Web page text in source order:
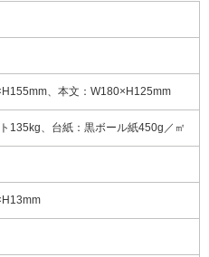
、本文：W180×H125mm
135kg、台紙：黒ボール紙450g／㎡